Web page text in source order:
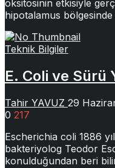
oksitosinin etkisiyle
hipotalamus
Teknik Bilgiler
E. Coli ve Sürü
Tahir YAVUZ 29
0 217
Escherichia coli 1886
bakteriyolog Teodor
konulduğundan beri